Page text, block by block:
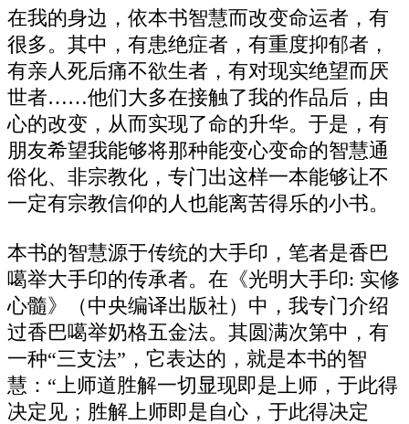
在我的身边，依本书智慧而改变命运者，有
很多。其中，有患绝症者，有重度抑郁者，
有亲人死后痛不欲生者，有对现实绝望而厌
世者……他们大多在接触了我的作品后，由
心的改变，从而实现了命的升华。于是，有
朋友希望我能够将那种能变心变命的智慧通
俗化、非宗教化，专门出这样一本能够让不
一定有宗教信仰的人也能离苦得乐的小书。
本书的智慧源于传统的大手印，笔者是香巴
噶举大手印的传承者。在《光明大手印: 实修
心髓》（中央编译出版社）中，我专门介绍
过香巴噶举奶格五金法。其圆满次第中，有
一种“三支法”，它表达的，就是本书的智
慧：“上师道胜解一切显现即是上师，于此得
决定见；胜解上师即是自心，于此得决定